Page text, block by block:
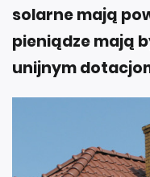
solarne mają
pieniądze mają
unijnym